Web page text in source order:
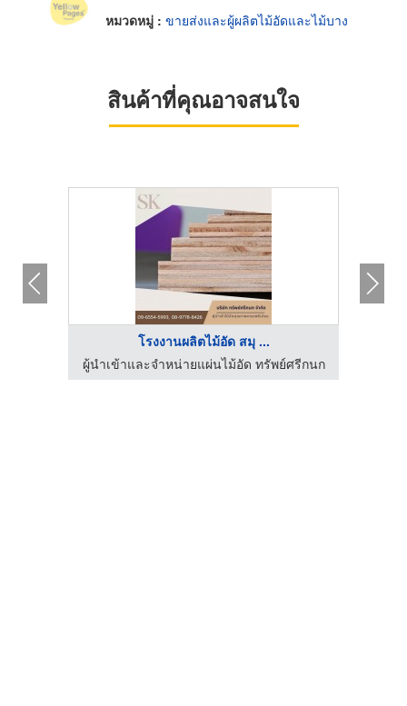
หมวดหมู่ : ขายส่งและผู้ผลิตไม้อัดและไม้บาง
สินค้าที่คุณอาจสนใจ
โรงงานผลิตไม้อัด สมุ ...
ผู้นำเข้าและจำหน่ายแผ่นไม้อัด ทรัพย์ศรีกนก